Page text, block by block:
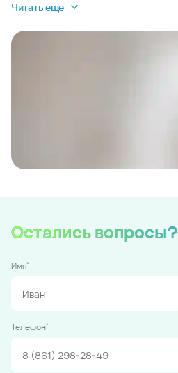
Читать еще
Остались вопросы?
Имя*
Телефон*